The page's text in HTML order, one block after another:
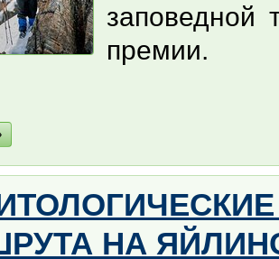
заповедной
премии.
НА